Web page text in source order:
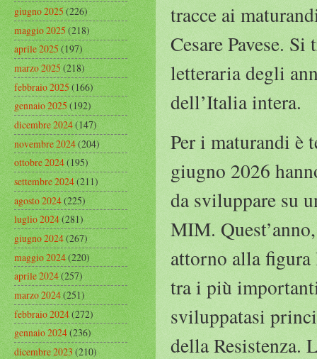
tracce ai
Cesare Pavese.
letteraria degli
dell’Italia intera.
Per i maturandi è
giugno 2026
da sviluppare su
MIM.
attorno alla figura
tra i più
sviluppatasi
della Resistenza.
giugno 2025(226)
maggio 2025(218)
aprile 2025(197)
marzo 2025(218)
febbraio 2025(166)
gennaio 2025(192)
dicembre 2024(147)
novembre 2024(204)
ottobre 2024(195)
settembre 2024(211)
agosto 2024(225)
luglio 2024(281)
giugno 2024(267)
maggio 2024(220)
aprile 2024(257)
marzo 2024(251)
febbraio 2024(272)
gennaio 2024(236)
dicembre 2023(210)